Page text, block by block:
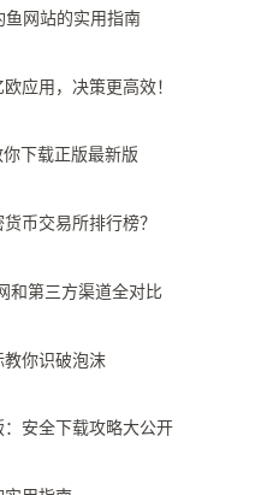
鱼网站的实用指南
应用，决策更高效！
下载正版最新版
币交易所排行榜？
和第三方渠道全对比
你识破泡沫
安全下载攻略大公开